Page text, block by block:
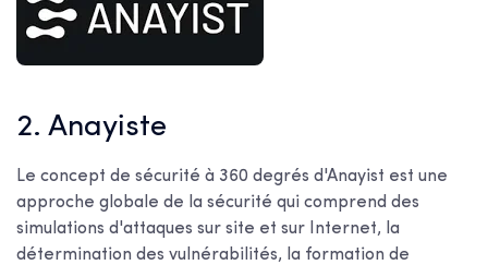
2. Anayiste
Le concept de sécurité à 360 degrés d'Anayist est une
approche globale de la sécurité qui comprend des
simulations d'attaques sur site et sur Internet, la
détermination des vulnérabilités, la formation de